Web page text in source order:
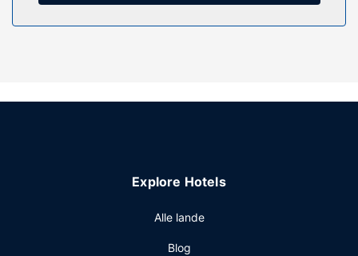
motel tilbyder desuden picnicområde, havegrill og
Explore Hotels
Alle lande
Blog